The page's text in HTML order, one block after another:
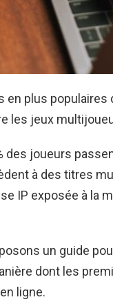
en plus populaires
les jeux
des joueurs
à des titres
IP exposée à la
un guide
dont les
ligne.